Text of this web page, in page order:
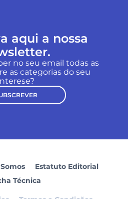
aqui a nossa
no seu email todas as
as categorias do seu
Estatuto Editorial
Técnica